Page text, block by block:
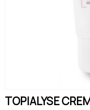
TOPIALYSE